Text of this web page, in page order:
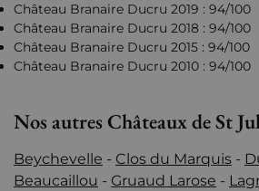
Château Branaire Ducru 2019 : 94/100
Château Branaire Ducru 2018 : 94/100
Château Branaire Ducru 2015 : 94/100
Château Branaire Ducru 2010 : 94/100
Nos autres Châteaux de St
Beychevelle - Clos du Marquis -
Beaucaillou - Gruaud Larose -